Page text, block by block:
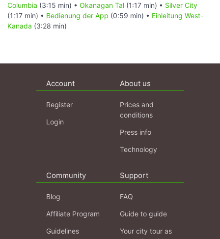
Columbia (3:15 min) • Okanagan Tal (1:17 min) • Silver City
(1:17 min) • Bedienung der App (0:59 min) • Einleitung West-
Kanada (3:28 min)
Account
Register
Login
About us
Prices and
conditions
Press info
Technology
Community
Blog
Affiliate Program
Guidelines
Support
FAQ
Guide to guide
Your city tour as